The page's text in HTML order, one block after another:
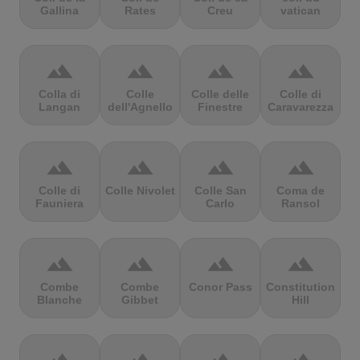
Gallina
Rates
Creu
vatican
terrain
Colla di
Langan
terrain
Colle
dell'Agnello
terrain
Colle delle
Finestre
terrain
Colle di
Caravarezza
terrain
Colle di
Fauniera
terrain
Colle Nivolet
terrain
Colle San
Carlo
terrain
Coma de
Ransol
terrain
Combe
Blanche
terrain
Combe
Gibbet
terrain
Conor Pass
terrain
Constitution
Hill